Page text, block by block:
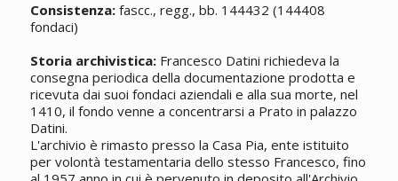
Consistenza:fascc., regg., bb. 144432 (144408
fondaci)
Storia archivistica:Francesco Datini richiedeva la
consegna periodica della documentazione prodotta e
ricevuta dai suoi fondaci aziendali e alla sua morte, nel
1410, il fondo venne a concentrarsi a Prato in palazzo
Datini.
L'archivio è rimasto presso la Casa Pia, ente istituito
per volontà testamentaria dello stesso Francesco, fino